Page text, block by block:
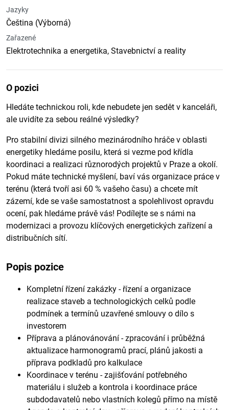
Jazyky
Čeština (Výborná)
Zařazené
Elektrotechnika a energetika, Stavebnictví a reality
O pozici
Hledáte technickou roli, kde nebudete jen sedět v kanceláři,
ale uvidíte za sebou reálné výsledky?
Pro stabilní divizi silného mezinárodního hráče v oblasti
energetiky hledáme posilu, která si vezme pod křídla
koordinaci a realizaci různorodých projektů v Praze a okolí.
Pokud máte technické myšlení, baví vás organizace práce v
terénu (která tvoří asi 60 % vašeho času) a chcete mít
zázemí, kde se vaše samostatnost a spolehlivost opravdu
ocení, pak hledáme právě vás! Podílejte se s námi na
modernizaci a provozu klíčových energetických zařízení a
distribučních sítí.
Popis pozice
Kompletní řízení zakázky - řízení a organizace
realizace staveb a technologických celků podle
podmínek a termínů uzavřené smlouvy o dílo s
investorem
Příprava a plánovánování - zpracování i průběžná
aktualizace harmonogramů prací, plánů jakosti a
příprava podkladů pro kalkulace
Koordinace v terénu - zajišťování potřebného
materiálu i služeb a kontrola i koordinace práce
subdodavatelů nebo vlastních kolegů přímo na místě